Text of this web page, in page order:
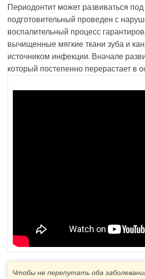
Периодонтит может развиваться
подготовительный проведен с
воспалительный процесс
вычищенные мягкие ткани зуба и
источником инфекции. Вначале
который постепенно перерастает в
Чтобы не перепутать оба